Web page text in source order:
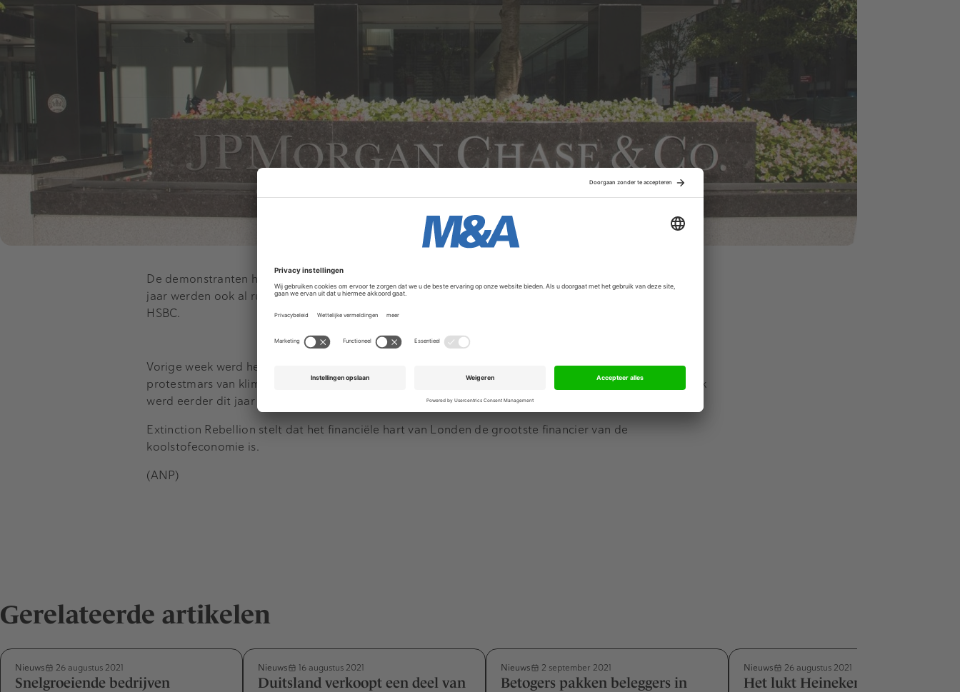
De demonstranten hadden ook stickers met daarop de tekst "Bij klimaatalarm, sla glas in". Eerder dit
jaar werden ook al ruiten ingeslagen van de Londense hoofdkantoren van de Britse banken Barclays en
HSBC.
Advertentie
Vorige week werd het hoofdkantoor van Standard Chartered nog besmeurd met rode verf bij een
protestmars van klimaatactivisten door het financiële district in Londen. Ook bij de Britse centrale bank
werd eerder dit jaar geprotesteerd.
Extinction Rebellion stelt dat het financiële hart van Londen de grootste financier van de
koolstofeconomie is.
(ANP)
Gerelateerde artikelen
Nieuws 26 augustus 2021
Snelgroeiende bedrijven
Nieuws 16 augustus 2021
Duitsland verkoopt een deel van
Nieuws 2 september 2021
Betogers pakken beleggers in
Nieuws 26 augustus 2021
Het lukt Heineken maar niet om